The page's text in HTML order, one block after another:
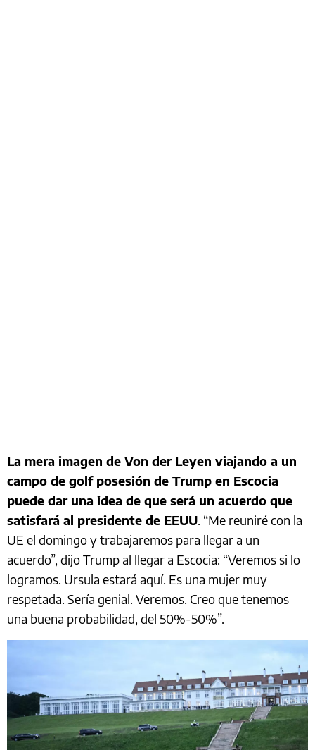
La mera imagen de Von der Leyen viajando a un
campo de golf posesión de Trump en Escocia
puede dar una idea de que será un acuerdo que
satisfará al presidente de EEUU. “Me reuniré con la
UE el domingo y trabajaremos para llegar a un
acuerdo”, dijo Trump al llegar a Escocia: “Veremos si lo
logramos. Ursula estará aquí. Es una mujer muy
respetada. Sería genial. Veremos. Creo que tenemos
una buena probabilidad, del 50%-50%”.